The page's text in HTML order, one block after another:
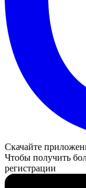
Скачайте
Чтобы получить
регистрации